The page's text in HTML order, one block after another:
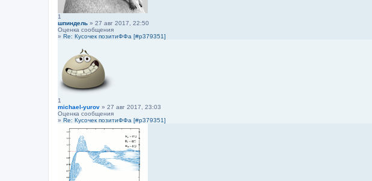
1
шпиндель » 27 авг 2017, 22:50
Оценка сообщения
» Re: Кусочек позитиФФа [#p379351]
1
michael-yurov » 27 авг 2017, 23:03
Оценка сообщения
» Re: Кусочек позитиФФа [#p379351]